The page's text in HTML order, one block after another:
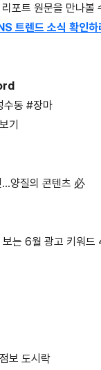
포트 원문을 만나볼
트렌드 소식 확인하
수동 #장마
기
양질의 콘텐츠 必
는 6월 광고 키워드
보 도시락